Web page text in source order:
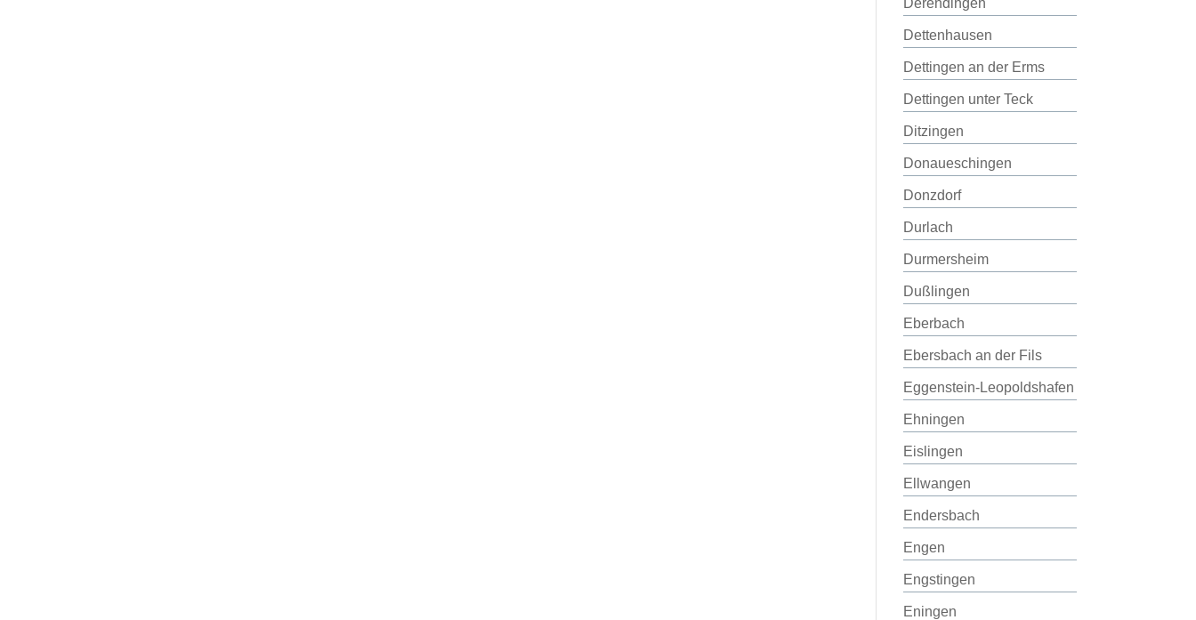
Derendingen
Dettenhausen
Dettingen an der Erms
Dettingen unter Teck
Ditzingen
Donaueschingen
Donzdorf
Durlach
Durmersheim
Dußlingen
Eberbach
Ebersbach an der Fils
Eggenstein-Leopoldshafen
Ehningen
Eislingen
Ellwangen
Endersbach
Engen
Engstingen
Eningen